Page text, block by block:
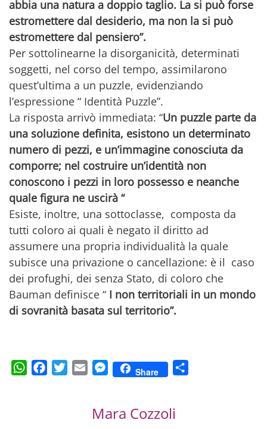
abbia una natura a doppio taglio. La si può forse
estromettere dal desiderio, ma non la si può
estromettere dal pensiero”.
Per sottolinearne la disorganicità, determinati
soggetti, nel corso del tempo, assimilarono
quest’ultima a un puzzle, evidenziando
l’espressione “ Identità Puzzle”.
La risposta arrivò immediata: “Un puzzle parte da
una soluzione definita, esistono un determinato
numero di pezzi, e un’immagine conosciuta da
comporre; nel costruire un’identità non
conoscono i pezzi in loro possesso e neanche
quale figura ne uscirà “
Esiste, inoltre, una sottoclasse, composta da
tutti coloro ai quali è negato il diritto ad
assumere una propria individualità la quale
subisce una privazione o cancellazione: è il caso
dei profughi, dei senza Stato, di coloro che
Bauman definisce “ I non territoriali in un mondo
di sovranità basata sul territorio”.
WhatsAppFacebookTwitterEmail Messenger
Share
Mara Cozzoli